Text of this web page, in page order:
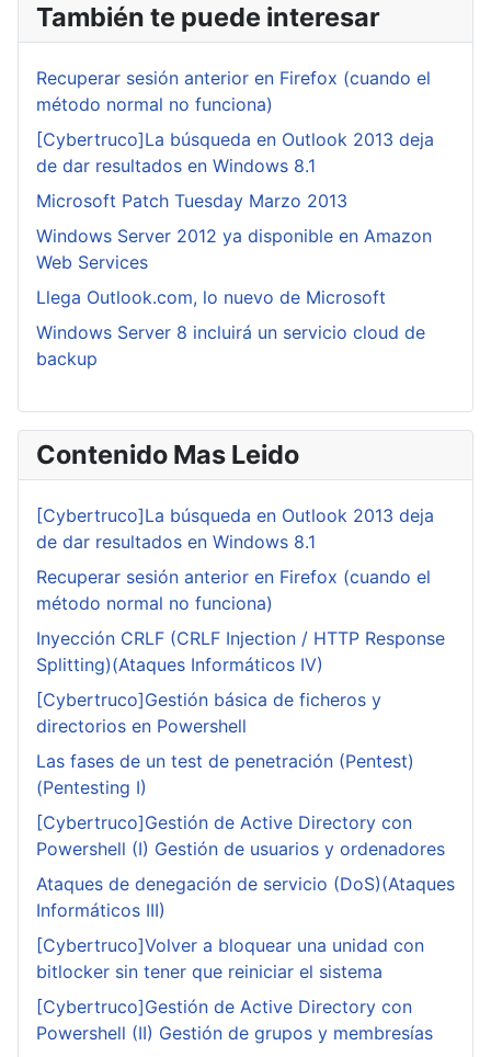
También te puede interesar
Recuperar sesión anterior en Firefox (cuando el
método normal no funciona)
[Cybertruco]La búsqueda en Outlook 2013 deja
de dar resultados en Windows 8.1
Microsoft Patch Tuesday Marzo 2013
Windows Server 2012 ya disponible en Amazon
Web Services
Llega Outlook.com, lo nuevo de Microsoft
Windows Server 8 incluirá un servicio cloud de
backup
Contenido Mas Leido
[Cybertruco]La búsqueda en Outlook 2013 deja
de dar resultados en Windows 8.1
Recuperar sesión anterior en Firefox (cuando el
método normal no funciona)
Inyección CRLF (CRLF Injection / HTTP Response
Splitting)(Ataques Informáticos IV)
[Cybertruco]Gestión básica de ficheros y
directorios en Powershell
Las fases de un test de penetración (Pentest)
(Pentesting I)
[Cybertruco]Gestión de Active Directory con
Powershell (I) Gestión de usuarios y ordenadores
Ataques de denegación de servicio (DoS)(Ataques
Informáticos III)
[Cybertruco]Volver a bloquear una unidad con
bitlocker sin tener que reiniciar el sistema
[Cybertruco]Gestión de Active Directory con
Powershell (II) Gestión de grupos y membresías